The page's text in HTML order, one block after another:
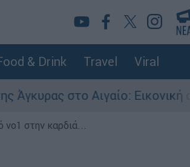
& Drink Travel Viral
στο Αιγαίο: Εικονική
νο1 στην καρδιά...